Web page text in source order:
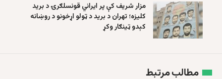
مزار شریف کې پر ایراني قونسلګرۍ د برید
کلیزه؛ تهران د برید د ټولو اړخونو د روښانه
کېدو ټینګار وکړ
مطالب مرتبط